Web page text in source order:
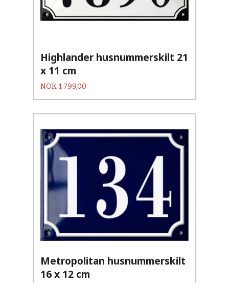
Highlander husnummerskilt 21
x 11 cm
Pris
NOK 1 799,00
Metropolitan husnummerskilt
16 x 12 cm